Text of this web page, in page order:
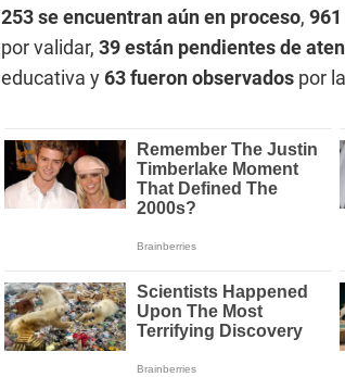
253 se encuentran aún en proceso,
por validar, 39 están pendientes de
educativa y63 fueron observados por